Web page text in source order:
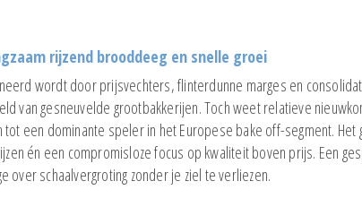
rijzend brooddeeg en snelle groei
wordt door prijsvechters, flinterdunne marges en
van gesneuvelde grootbakkerijen. Toch weet relatieve
een dominante speler in het Europese bake off-segment. Het
én een compromisloze focus op kwaliteit boven prijs. Een
over schaalvergroting zonder je ziel te verliezen.